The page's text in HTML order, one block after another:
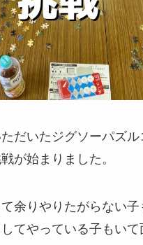
だいたジグソーパズル
が始まりました。
余りやりたがらない子
てやっている子もいて